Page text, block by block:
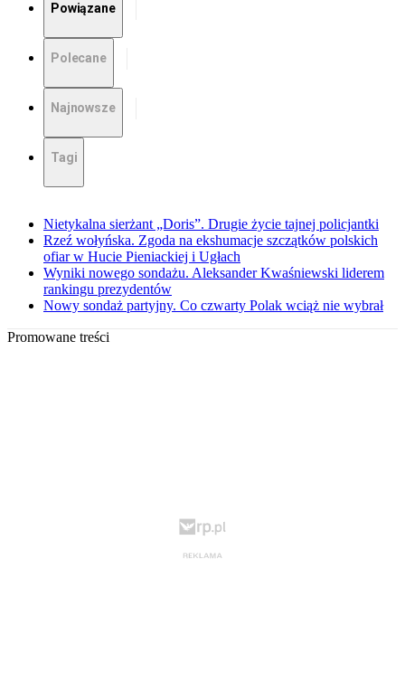
Powiązane
Polecane
Najnowsze
Tagi
Nietykalna sierżant „Doris”. Drugie życie tajnej policjantki
Rzeź wołyńska. Zgoda na ekshumacje szczątków polskich
ofiar w Hucie Pieniackiej i Ugłach
Wyniki nowego sondażu. Aleksander Kwaśniewski liderem
rankingu prezydentów
Nowy sondaż partyjny. Co czwarty Polak wciąż nie wybrał
Promowane treści